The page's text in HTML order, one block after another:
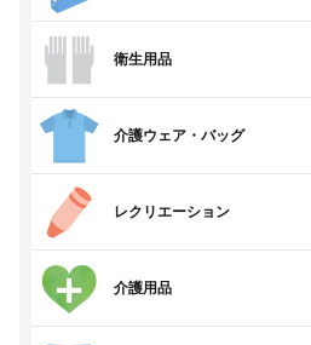
衛生用品
介護ウェア・バッグ
レクリエーション
介護用品